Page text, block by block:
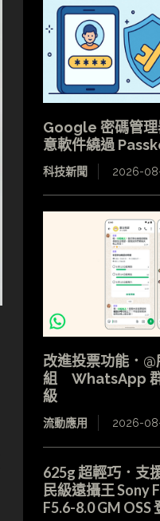
Google 密碼管
意軟件繞過
科技新聞 2026-
改進投票功能．
組 WhatsApp
級
流動應用 2026-
625g 超輕巧．支
民級遠攝王 Sony
F5.6-8.0 GM OSS